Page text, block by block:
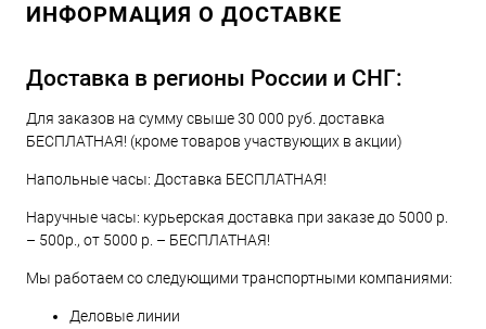
ИНФОРМАЦИЯ О ДОСТАВКЕ
Доставка в регионы России и СНГ:
Для заказов на сумму свыше 30 000 руб. доставка
БЕСПЛАТНАЯ! (кроме товаров участвующих в акции)
Напольные часы: Доставка БЕСПЛАТНАЯ!
Наручные часы: курьерская доставка при заказе до 5000 р.
– 500р., от 5000 р. – БЕСПЛАТНАЯ!
Мы работаем со следующими транспортными компаниями:
Деловые линии